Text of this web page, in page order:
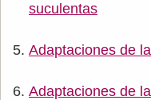
suculentas
Adaptaciones de
Adaptaciones de